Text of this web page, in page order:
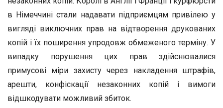
в Німеччині стали надавати підприємцям привілею у
вигляді виключних прав на відтворення друкованих
копій і їх поширення упродовж обмеженого терміну. У
випадку порушення цих прав здійснювалися
примусові міри захисту через накладення штрафів,
арешти, конфіскації незаконних копій і вимоги
відшкодувати можливий збиток.